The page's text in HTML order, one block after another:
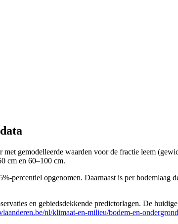
gemodelleerde waarden voor de fractie leem
cm en 60–100 cm.
percentiel opgenomen. Daarnaast is per
en gebiedsdekkende predictorlagen. De
nl/klimaat-en-milieu/bodem-en-